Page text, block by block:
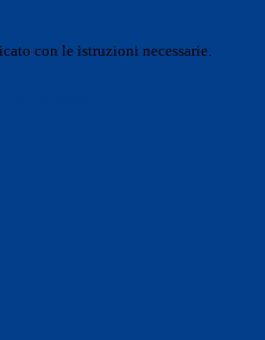
con le istruzioni necessarie.